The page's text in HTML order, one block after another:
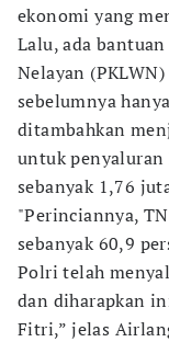
ekonomi yang
Lalu, ada
Nelayan
sebelumnya
ditambahkan
untuk penyaluran
sebanyak 1,76
"Perinciannya,
sebanyak 60,9
Polri telah
dan diharapkan
Fitri,” jelas